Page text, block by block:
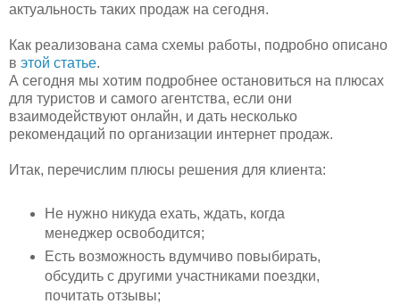
актуальность таких продаж на сегодня.
Как реализована сама схемы работы, подробно описано
в этой статье.
А сегодня мы хотим подробнее остановиться на плюсах
для туристов и самого агентства, если они
взаимодействуют онлайн, и дать несколько
рекомендаций по организации интернет продаж.
Итак, перечислим плюсы решения для клиента:
Не нужно никуда ехать, ждать, когда
менеджер освободится;
Есть возможность вдумчиво повыбирать,
обсудить с другими участниками поездки,
почитать отзывы;